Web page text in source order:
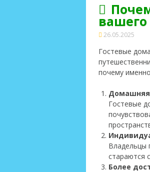
26.05.2025
Гостевые дома
почему
Гостевые
Владельцы
стараются
Более